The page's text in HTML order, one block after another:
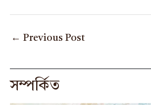
← Previous Post
সম্পর্কিত